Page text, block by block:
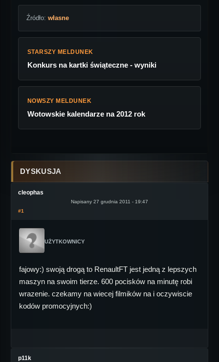
Źródło: własne
STARSZY MELDUNEK
Konkurs na kartki świąteczne - wyniki
NOWSZY MELDUNEK
Wotowskie kalendarze na 2012 rok
DYSKUSJA
cleophas
Napisany 27 grudnia 2011 - 19:47
#1
UŻYTKOWNICY
fajowy:) swoją drogą to RenaultFT jest jedną z lepszych
maszyn na swoim tierze. 600 pocisków na minutę robi
wrazenie. czekamy na wiecej filmików na i oczywiscie
kodów promocyjnych:)
p11k